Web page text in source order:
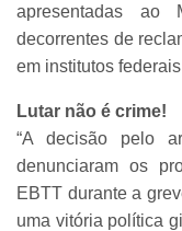
apresentadas ao
decorrentes de
em institutos
Lutar não é crime!
“A decisão pelo
denunciaram os
EBTT durante a
uma vitória política